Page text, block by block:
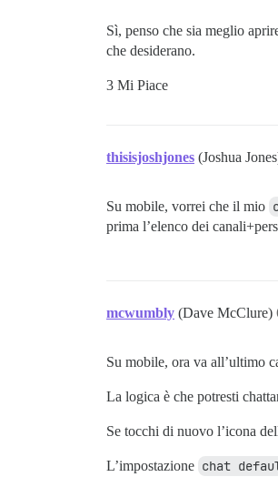
Sì, penso che sia meglio
che desiderano.
3 Mi Piace
thisisjoshjones (Joshua
Su mobile, vorrei che il mio
prima l’elenco dei
mcwumbly (Dave McClure)
Su mobile, ora va all’ultimo
La logica è che potresti
Se tocchi di nuovo l’icona
L’impostazione chat